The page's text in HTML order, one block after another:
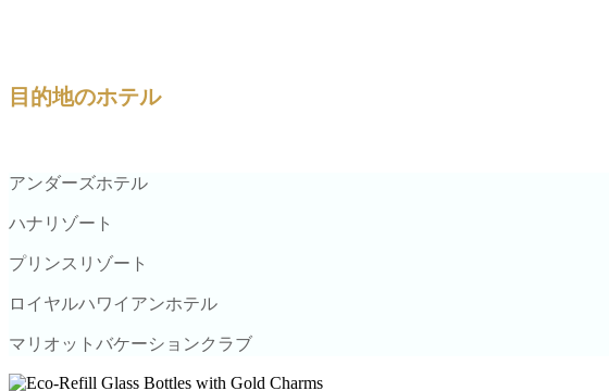
目的地のホテル
アンダーズホテル
ハナリゾート
プリンスリゾート
ロイヤルハワイアンホテル
マリオットバケーションクラブ